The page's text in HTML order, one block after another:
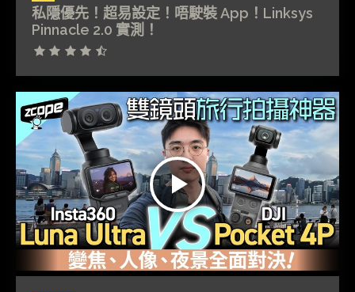
私隱優先！超易設定！唔駛裝 App！Linksys
Pinnacle 2.0 實測！